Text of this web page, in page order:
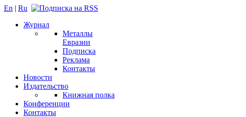
En | Ru
Журнал
Металлы
Евразии
Подписка
Реклама
Контакты
Новости
Издательство
Книжная полка
Конференции
Контакты